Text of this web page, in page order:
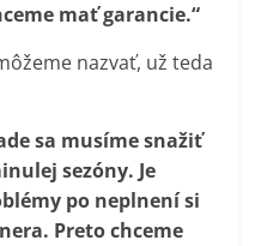
mať garancie.“
nazvať, už teda
sa musíme snažiť
sezóny. Je
po neplnení si
Preto chceme